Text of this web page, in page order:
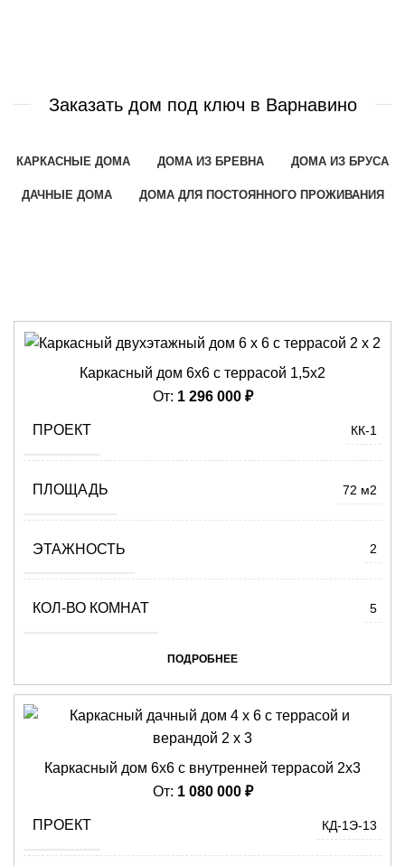
Заказать дом под ключ в Варнавино
КАРКАСНЫЕ ДОМА ДОМА ИЗ БРЕВНА ДОМА ИЗ БРУСА
ДАЧНЫЕ ДОМА ДОМА ДЛЯ ПОСТОЯННОГО ПРОЖИВАНИЯ
Каркасный дом 6х6 с террасой 1,5х2
От: 1 296 000 ₽
ПРОЕКТ КК-1
ПЛОЩАДЬ 72 м2
ЭТАЖНОСТЬ 2
КОЛ-ВО КОМНАТ 5
ПОДРОБНЕЕ
Каркасный дом 6х6 с внутренней террасой 2х3
От: 1 080 000 ₽
ПРОЕКТ КД-1Э-13